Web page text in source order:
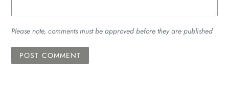
Please note, comments must be approved before they are published